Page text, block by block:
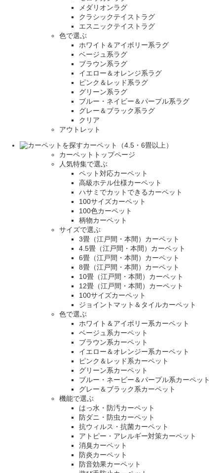
メダリオンラグ
クラシックテイストラグ
エスニックテイストラグ
色で選ぶ
ホワイト＆アイボリー系ラグ
ベージュ系ラグ
ブラウン系ラグ
イエロー＆オレンジ系ラグ
ピンク＆レッド系ラグ
グリーン系ラグ
ブルー・ネイビー＆パープル系ラグ
グレー＆ブラック系ラグ
クリア
アウトレット
カーペット（4.5・6畳以上）
カーペットトップページ
人気特集で選ぶ
ペット対応カーペット
高級ホテル仕様カーペット
ハサミでカットできるカーペット
100サイズカーペット
100色カーペット
柄物カーペット
サイズで選ぶ
3畳（江戸間・本間）カーペット
4.5畳（江戸間・本間）カーペット
6畳（江戸間・本間）カーペット
8畳（江戸間・本間）カーペット
10畳（江戸間・本間）カーペット
12畳（江戸間・本間）カーペット
100サイズカーペット
ジョイントマット＆タイルカーペット
色で選ぶ
ホワイト＆アイボリー系カーペット
ベージュ系カーペット
ブラウン系カーペット
イエロー＆オレンジー系カーペット
ピンク＆レッド系カーペット
グリーン系カーペット
ブルー・ネービー＆パープル系カーペット
グレー＆ブラック系カーペット
機能で選ぶ
はっ水・防汚カーペット
防ダニ・防虫カーペット
抗ウィルス・抗菌カーペット
アトピー・アレルギー対策カーペット
消臭カーペット
防炎カーペット
防音効果カーペット